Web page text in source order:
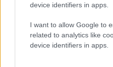
device identifiers in apps.
I want to allow Google to
related to analytics like
device identifiers in apps.
του Lineage Android
όλο τον πηγαίο κώδικα